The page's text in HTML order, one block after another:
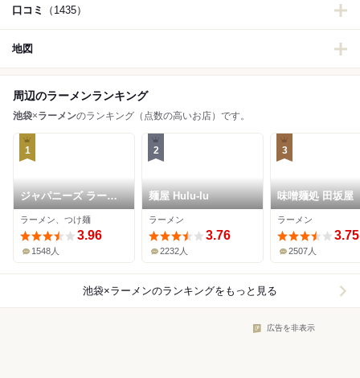
口コミ （1435）
地図
周辺のラーメンランキング
池袋×ラーメンのランキング（点数の高いお店）です。
1
ジャパニーズ ラーメ
ン 五感
ラーメン、つけ麺
3.96
1548人
2
麺屋 Hulu-lu
ラーメン
3.76
2232人
3
味噌麺処 田坂屋
ラーメン
3.75
2507人
池袋×ラーメンのランキングをもっと見る
広告を非表示